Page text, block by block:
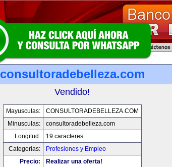
consultoradebelleza.com
Vendido!
Mayusculas:
CONSULTORADEBELLEZA.COM
Minusculas:
consultoradebelleza.com
Longitud:
19 caracteres
Categorias:
Profesiones y Empleo
Precio:
Realizar una oferta!